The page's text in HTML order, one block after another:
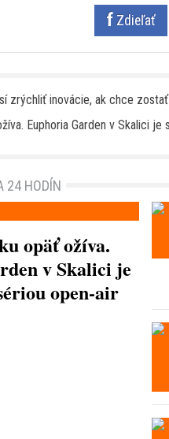
Zdieľať
zrýchliť inovácie, ak chce
Euphoria Garden v Skalici
24 HODÍN
opäť ožíva.
v Skalici je
open-air